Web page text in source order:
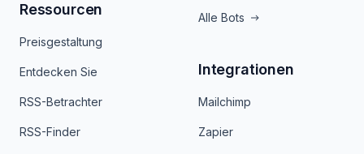
Ressourcen
Preisgestaltung
Entdecken Sie
RSS-Betrachter
RSS-Finder
Alle Bots
Integrationen
Mailchimp
Zapier